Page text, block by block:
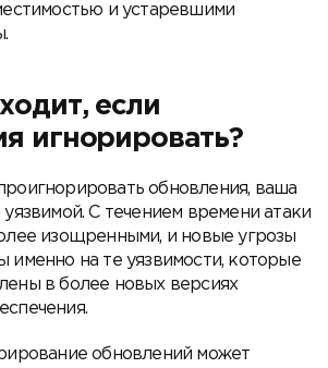
и устаревшими
если
игнорировать?
обновления, ваша
уязвимой. С течением времени атаки
изощренными, и новые угрозы
именно на те уязвимости, которые
в более новых версиях
обновлений может